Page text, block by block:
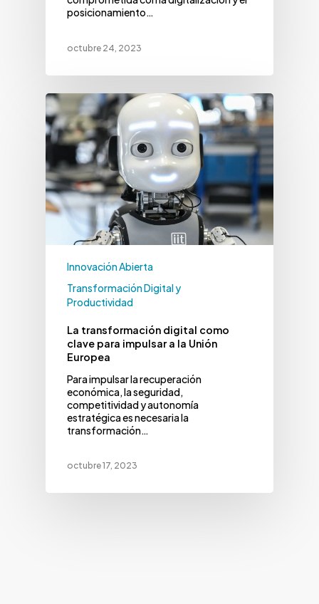
posicionamiento…
octubre 24, 2023
Innovación Abierta
Transformación Digital y
Productividad
La transformación digital como
clave para impulsar a la Unión
Europea
Para impulsar la recuperación
económica, la seguridad,
competitividad y autonomía
estratégica es necesaria la
transformación…
octubre 17, 2023